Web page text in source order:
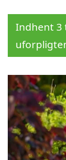
Indhent 3